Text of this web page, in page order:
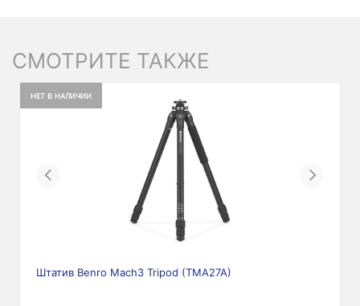
СМОТРИТЕ ТАКЖЕ
НЕТ В НАЛИЧИИ
Previous Next
Штатив Benro Mach3 Tripod (TMA27A)